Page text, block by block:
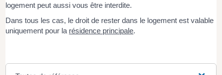
logement peut aussi vous être interdite.
Dans tous les cas, le droit de rester dans le logement est valable
uniquement pour la résidence principale.